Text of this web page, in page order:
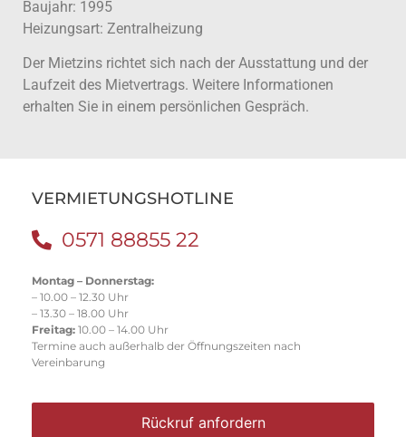
Baujahr: 1995
Heizungsart: Zentralheizung
Der Mietzins richtet sich nach der Ausstattung und der
Laufzeit des Mietvertrags. Weitere Informationen
erhalten Sie in einem persönlichen Gespräch.
VERMIETUNGSHOTLINE
0571 88855 22
Montag – Donnerstag:
– 10.00 – 12.30 Uhr
– 13.30 – 18.00 Uhr
Freitag: 10.00 – 14.00 Uhr
Termine auch außerhalb der Öffnungszeiten nach
Vereinbarung
Rückruf anfordern